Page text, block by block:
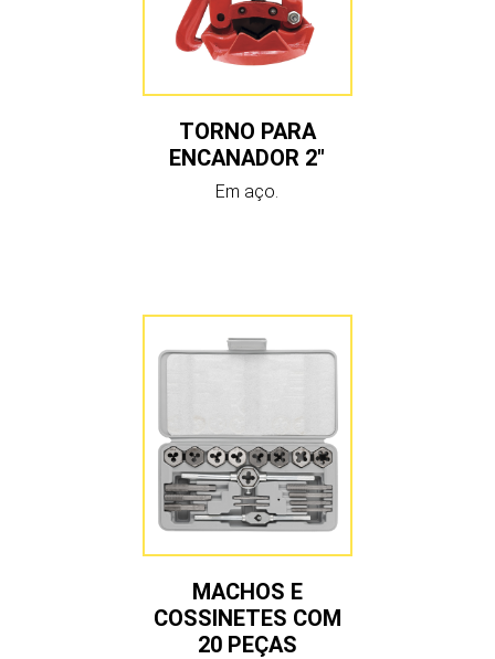
TORNO PARA
ENCANADOR 2″
Em aço.
MACHOS E
COSSINETES COM
20 PEÇAS